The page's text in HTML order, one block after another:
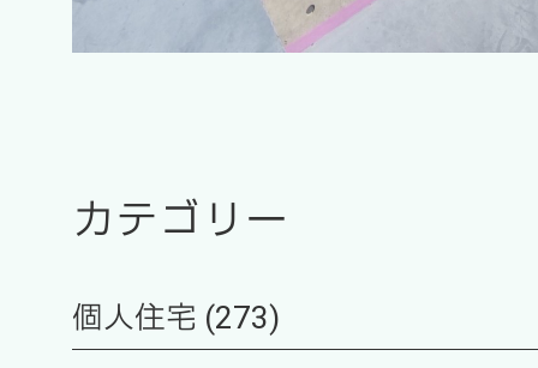
カテゴリー
個人住宅 (273)